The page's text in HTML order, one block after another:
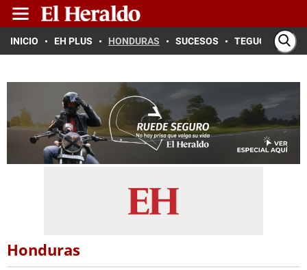
INICIO EH PLUS HONDURAS SUCESOS TEGUCIGALPA
Honduras